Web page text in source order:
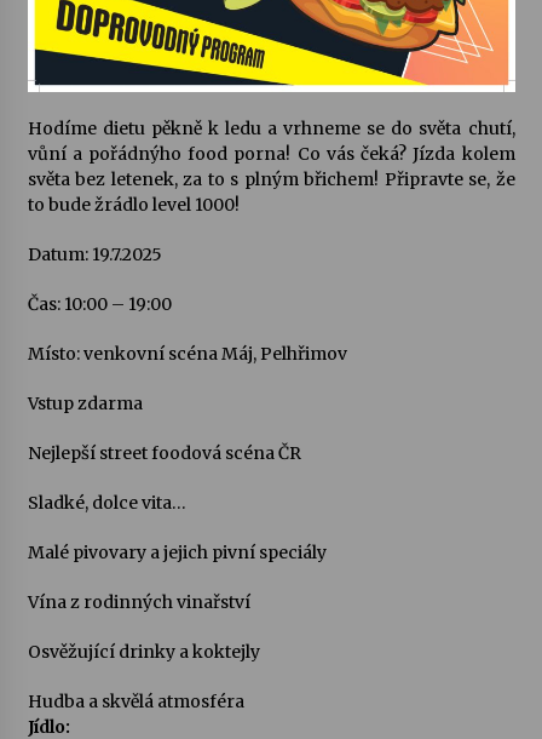
Za kulturou kousek za Humpolec. V Želivě ožije
odkaz Josefa Čapka
13. 7. 2026
Varhanní recitál Michala Novenka v Klášteře
3. 7. 2026
Hodíme dietu pěkně k ledu a vrhneme se do světa chutí,
vůní a pořádnýho food porna! Co vás čeká? Jízda kolem
světa bez letenek, za to s plným břichem! Připravte se, že
to bude žrádlo level 1000!
Datum: 19.7.2025
Čas: 10:00 – 19:00
Místo: venkovní scéna Máj, Pelhřimov
Vstup zdarma
Nejlepší street foodová scéna ČR
Sladké, dolce vita…
Malé pivovary a jejich pivní speciály
Vína z rodinných vinařství
Osvěžující drinky a koktejly
Hudba a skvělá atmosféra
Jídlo: